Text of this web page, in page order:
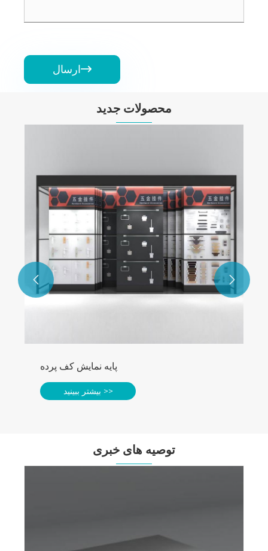
ارسال
محصولات جدید
بیشتر ببینید >>
 
توصیه های خبری